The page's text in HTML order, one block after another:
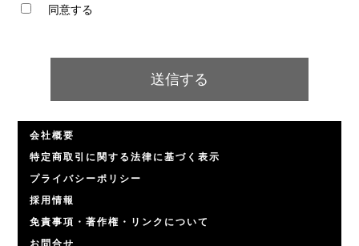
同意する
会社概要
特定商取引に関する法律に基づく表示
プライバシーポリシー
採用情報
免責事項・著作権・リンクについて
お問合せ